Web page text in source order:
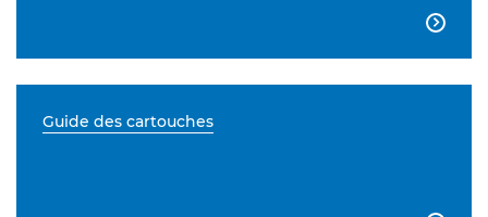

Guide des cartouches